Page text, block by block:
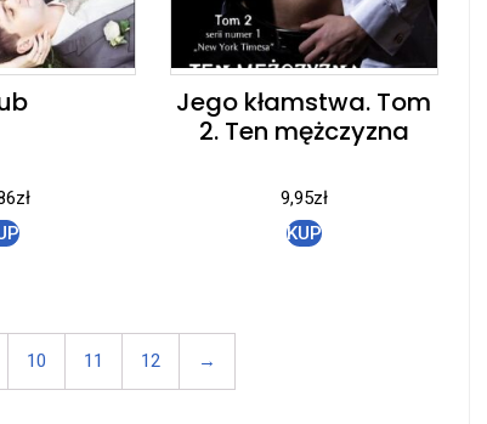
zł
Jego kłamstwa. Tom
2. Ten mężczyzna
9,95zł
KUP
10 11 12 →